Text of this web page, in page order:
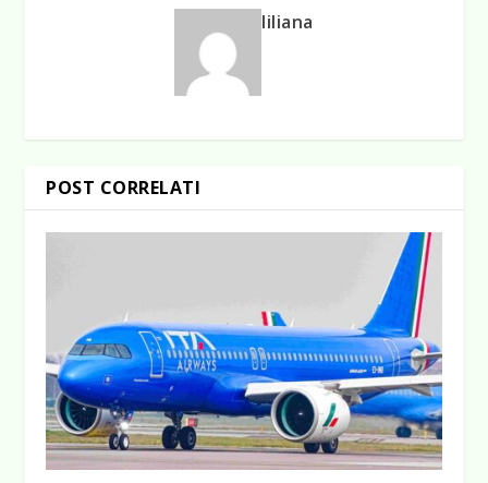
liliana
POST CORRELATI